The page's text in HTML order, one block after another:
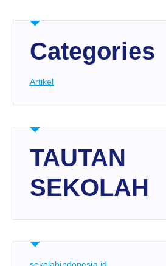
Categories
Artikel
TAUTAN
SEKOLAH